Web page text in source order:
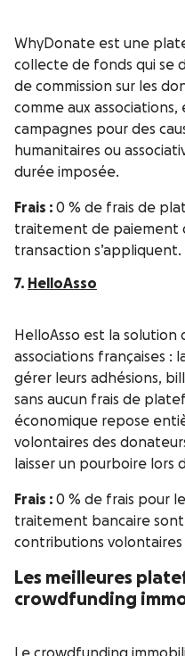
WhyDonate est une
collecte de fonds qui se
de commission sur les
comme aux
campagnes pour des
humanitaires ou
durée imposée.
Frais : 0 % de frais de
traitement de paiement
transaction s’appliquent.
7. HelloAsso
HelloAsso est la
associations françaises
gérer leurs adhésions,
sans aucun frais de
économique repose
volontaires des
laisser un pourboire lors
Frais : 0 % de frais pour
traitement bancaire
contributions volontaires
Les meilleures
crowdfunding